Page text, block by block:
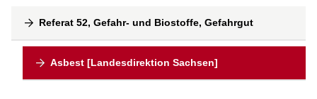
Referat 52, Gefahr- und Biostoffe, Gefahrgut
Asbest [Landesdirektion Sachsen]